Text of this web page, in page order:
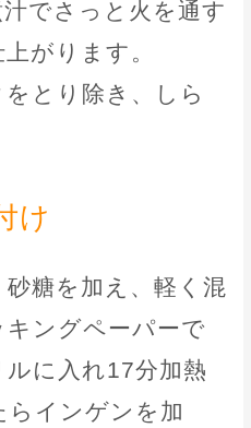
でさっと火を通す
がります。
とり除き、しら
け
糖を加え、軽く混
ングペーパーで
に入れ17分加熱
らインゲンを加